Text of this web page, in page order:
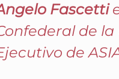
Fascetti
de
de